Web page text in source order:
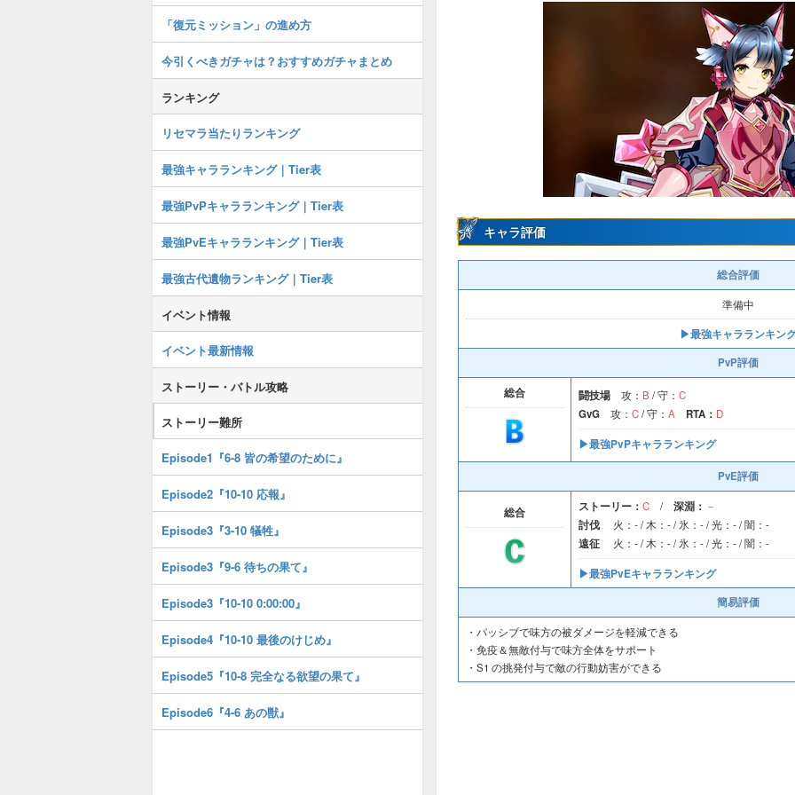
キャラ評価
総合評価
準備中
▶︎最強キャラランキン
PvP評価
総合
闘技場 攻： B / 守： C
GvG 攻： C/ 守： A RTA： D
▶︎最強PvPキャラランキング
PvE評価
総合 ストーリー： C / 深淵： －
討伐 火：- / 木：- / 氷：- / 光：- / 闇：-
遠征 火：- / 木：- / 氷：- / 光：- / 闇：-
▶︎最強PvEキャラランキング
簡易評価
・パッシブで味方の被ダメージを軽減できる
・免疫＆無敵付与で味方全体をサポート
・S1 の挑発付与で敵の行動妨害ができる
「復元ミッション」の進め方
今引くべきガチャは？おすすめガチャまとめ
ランキング
リセマラ当たりランキング
最強キャラランキング｜Tier表
最強PvPキャラランキング｜Tier表
最強PvEキャラランキング｜Tier表
最強古代遺物ランキング｜Tier表
イベント情報
イベント最新情報
ストーリー・バトル攻略
ストーリー難所
Episode1『6-8 皆の希望のために』
Episode2『10-10 応報』
Episode3『3-10 犠牲』
Episode3『9-6 待ちの果て』
Episode3『10-10 0:00:00』
Episode4『10-10 最後のけじめ』
Episode5『10-8 完全なる欲望の果て』
Episode6『4-6 あの獣』